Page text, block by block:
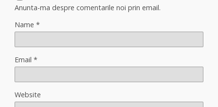
Anunta-ma despre comentarile noi prin email.
Name *
Email *
Website